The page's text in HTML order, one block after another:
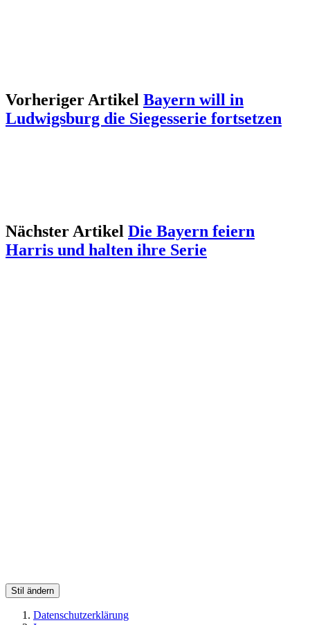
Vorheriger Artikel Bayern will in
Ludwigsburg die Siegesserie fortsetzen
Nächster Artikel Die Bayern feiern
Harris und halten ihre Serie
Stil ändern
Datenschutzerklärung